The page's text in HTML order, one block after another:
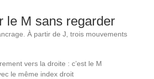
le M sans regarder
À partir de J, trois mouvements
vers la droite : c’est le M
le même index droit